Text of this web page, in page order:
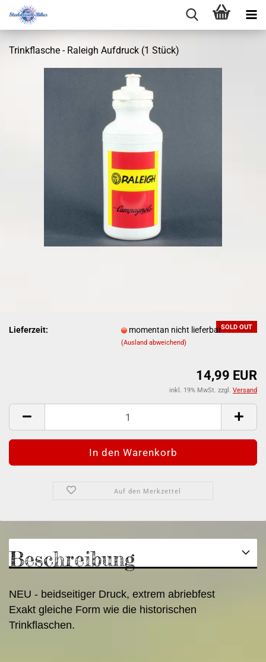
Trinkflasche - Raleigh Aufdruck (1 Stück)
SOLD OUT
Lieferzeit: momentan nicht lieferbar
(Ausland abweichend)
14,99 EUR
inkl. 19% MwSt. zzgl. Versand
Auf den Merkzettel
Beschreibung
NEU - beidseitiger Druck, extrem abriebfest
Exakt gleiche Form wie die historischen
Trinkflaschen.